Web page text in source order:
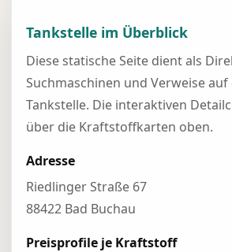
Tankstelle im Überblick
Diese statische Seite dient als
Suchmaschinen und Verweise auf
Tankstelle. Die interaktiven
über die Kraftstoffkarten oben.
Adresse
Riedlinger Straße 67
88422 Bad Buchau
Preisprofile je Kraftstoff